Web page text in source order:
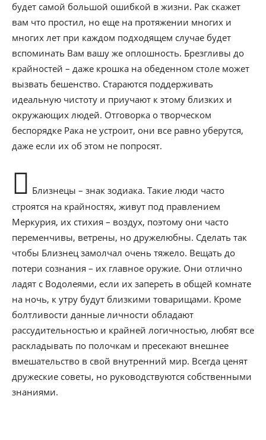
будет самой большой ошибкой в жизни. Рак скажет
вам что простил, но еще на протяжении многих и
многих лет при каждом подходящем случае будет
вспоминать Вам вашу же оплошность. Брезгливы до
крайностей – даже крошка на обеденном столе может
вызвать бешенство. Стараются поддерживать
идеальную чистоту и приучают к этому близких и
окружающих людей. Отговорка о творческом
беспорядке Рака не устроит, они все равно уберутся,
даже если их об этом не попросят.
Близнецы – знак зодиака. Такие люди часто
строятся на крайностях, живут под правлением
Меркурия, их стихия – воздух, поэтому они часто
переменчивы, ветрены, но дружелюбны. Сделать так
чтобы Близнец замолчал очень тяжело. Вещать до
потери сознания – их главное оружие. Они отлично
ладят с Водолеями, если их запереть в общей комнате
на ночь, к утру будут близкими товарищами. Кроме
болтливости данные личности обладают
рассудительностью и крайней логичностью, любят все
раскладывать по полочкам и пресекают внешнее
вмешательство в свой внутренний мир. Всегда ценят
дружеские советы, но руководствуются собственными
знаниями.